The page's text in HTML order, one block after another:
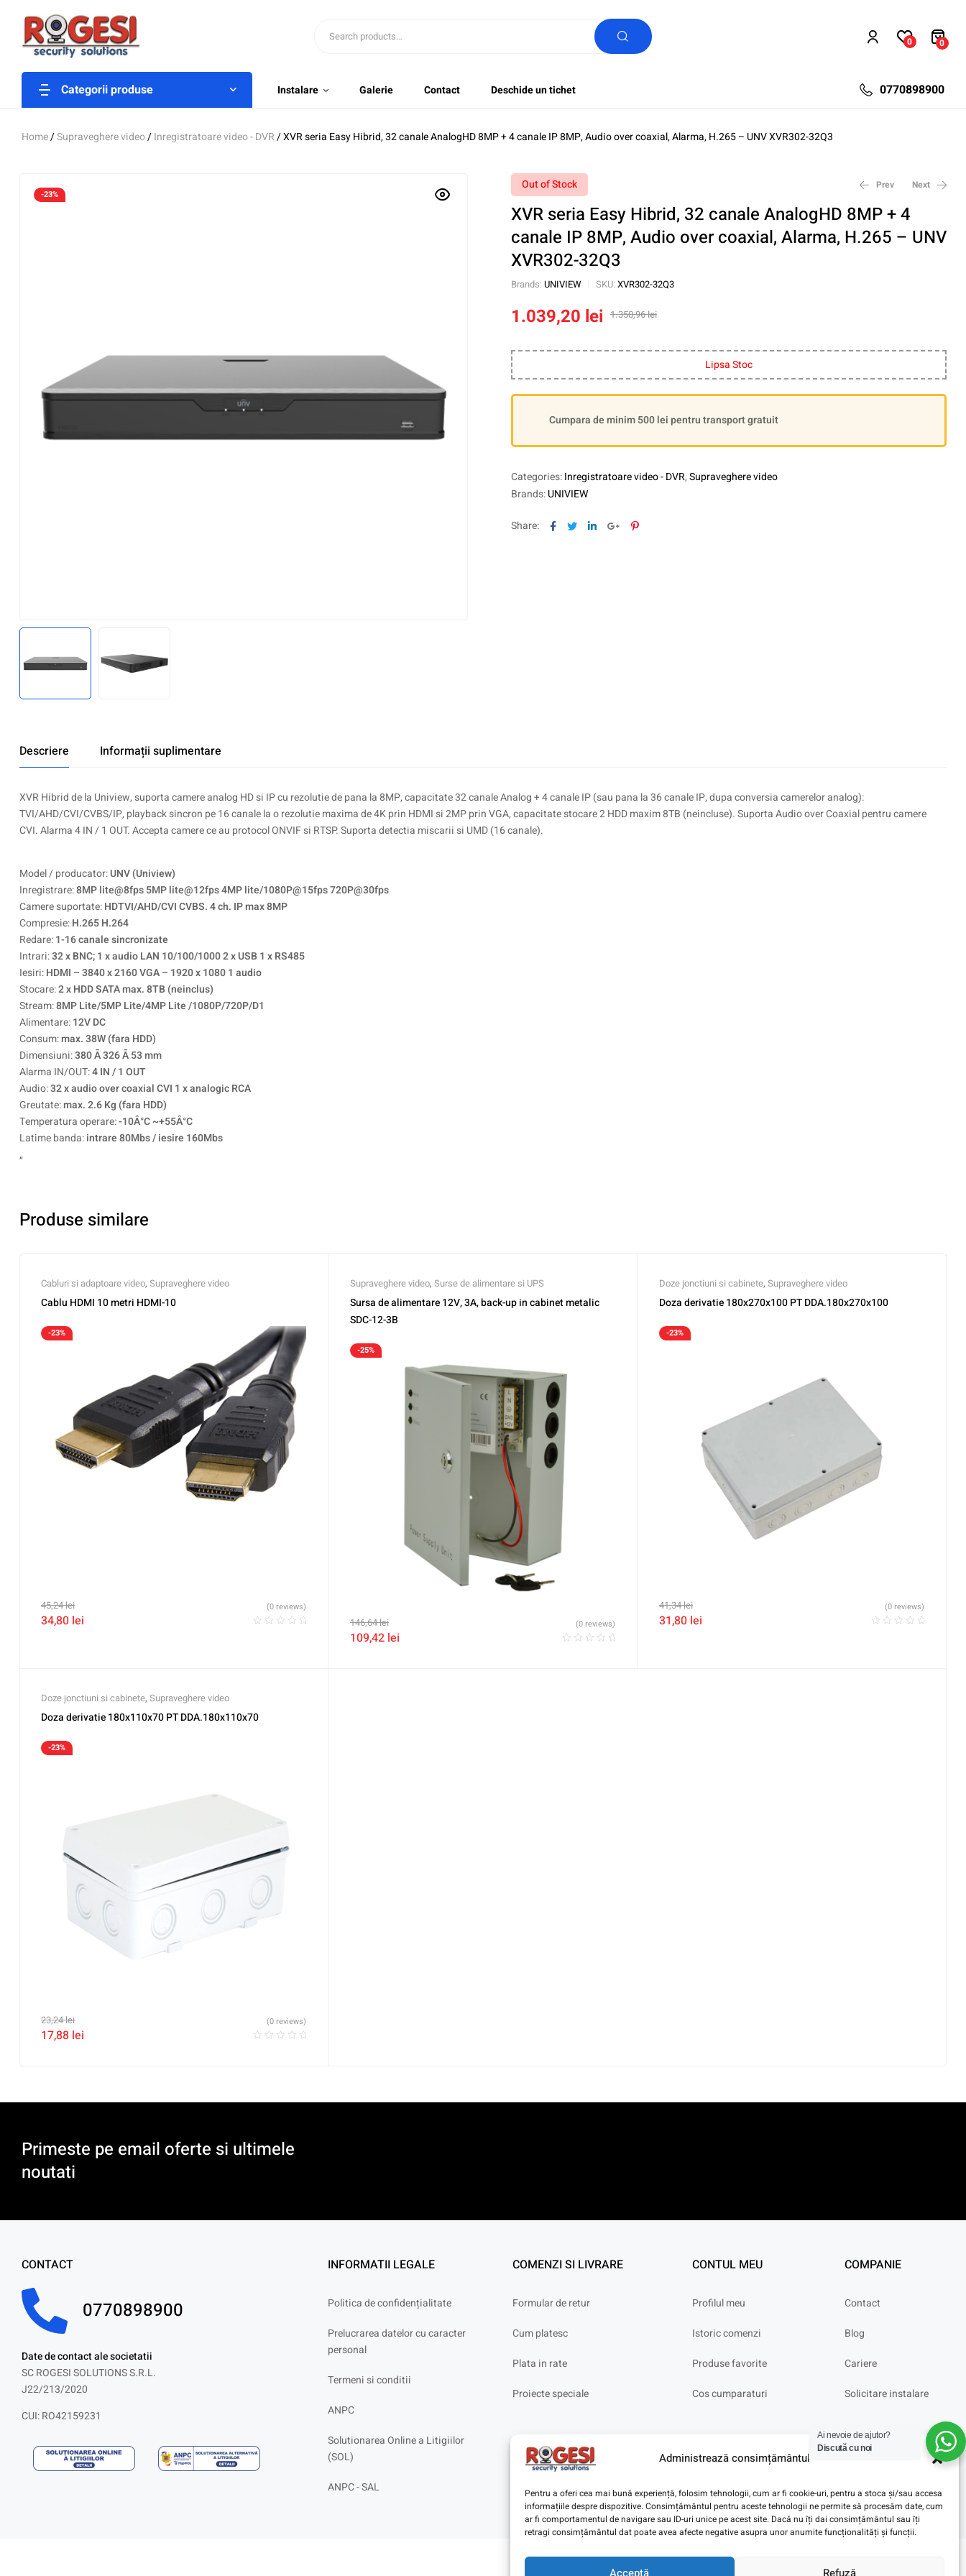
Administrează consimțământul
Pentru a oferi cea mai bună experiență, folosim tehnologii, cum ar fi cookie-uri, pentru a stoca și/sau accesa
informațiile despre dispozitive. Consimțământul pentru aceste tehnologii ne permite să procesăm date, cum
ar fi comportamentul de navigare sau ID-uri unice pe acest site. Dacă nu îți dai consimțământul sau îți
retragi consimțământul dat poate avea afecte negative asupra unor anumite funcționalități și funcții.
Acceptă Refuză
0 0
Categorii produse Instalare Galerie Contact Deschide un tichet 0770898900
Home/Supraveghere video/Inregistratoare video - DVR/ XVR seria Easy Hibrid, 32 canale AnalogHD 8MP + 4 canale IP 8MP, Audio over coaxial, Alarma, H.265 – UNV XVR302-32Q3
-23%
Out of Stock Prev
574,08 lei
441,60lei
Next
535,08 lei
374,56lei
XVR seria Easy Hibrid, 32 canale AnalogHD 8MP + 4
canale IP 8MP, Audio over coaxial, Alarma, H.265 – UNV
XVR302-32Q3
Brands: UNIVIEW SKU: XVR302-32Q3
1.350,96lei
1.039,20 lei
Lipsa Stoc
Cumpara de minim 500 lei pentru transport gratuit
Categories:Inregistratoare video - DVR,Supraveghere video
Brands:UNIVIEW
Share: Facebook
TwitterLinkedinGoogle+Pinterest
Descriere Informații suplimentare
XVR Hibrid de la Uniview, suporta camere analog HD si IP cu rezolutie de pana la 8MP, capacitate 32 canale Analog + 4 canale IP (sau pana la 36 canale IP, dupa conversia camerelor analog):
TVI/AHD/CVI/CVBS/IP, playback sincron pe 16 canale la o rezolutie maxima de 4K prin HDMI si 2MP prin VGA, capacitate stocare 2 HDD maxim 8TB (neincluse). Suporta Audio over Coaxial pentru camere
CVI. Alarma 4 IN / 1 OUT. Accepta camere ce au protocol ONVIF si RTSP. Suporta detectia miscarii si UMD (16 canale).
Model / producator:UNV (Uniview)
Inregistrare:8MP lite@8fps 5MP lite@12fps 4MP lite/1080P@15fps 720P@30fps
Camere suportate:HDTVI/AHD/CVI CVBS. 4 ch. IP max 8MP
Compresie:H.265 H.264
Redare:1-16 canale sincronizate
Intrari:32 x BNC; 1 x audio LAN 10/100/1000 2 x USB 1 x RS485
Iesiri:HDMI – 3840 x 2160 VGA – 1920 x 1080 1 audio
Stocare:2 x HDD SATA max. 8TB (neinclus)
Stream:8MP Lite/5MP Lite/4MP Lite /1080P/720P/D1
Alimentare:12V DC
Consum:max. 38W (fara HDD)
Dimensiuni:380 Ã 326 Ã 53 mm
Alarma IN/OUT:4 IN / 1 OUT
Audio:32 x audio over coaxial CVI 1 x analogic RCA
Greutate:max. 2.6 Kg (fara HDD)
Temperatura operare:-10Â°C ~+55Â°C
Latime banda:intrare 80Mbs / iesire 160Mbs
„
Produse similare
Cabluri si adaptoare video, Supraveghere video
Cablu HDMI 10 metri HDMI-10
-23%
45,24lei
34,80 lei
(0 reviews)
Supraveghere video, Surse de alimentare si UPS
Sursa de alimentare 12V, 3A, back-up in cabinet metalic
SDC-12-3B
-25%
146,64lei
109,42 lei
(0 reviews)
Doze jonctiuni si cabinete, Supraveghere video
Doza derivatie 180x270x100 PT DDA.180x270x100
-23%
41,34lei
31,80 lei
(0 reviews)
Doze jonctiuni si cabinete, Supraveghere video
Doza derivatie 180x110x70 PT DDA.180x110x70
-23%
23,24lei
17,88 lei
(0 reviews)
Primeste pe email oferte si ultimele
noutati
CONTACT
0770898900
Date de contact ale societatii
SC ROGESI SOLUTIONS S.R.L.
J22/213/2020
CUI: RO42159231
INFORMATII LEGALE
Politica de confidențialitate
Prelucrarea datelor cu caracter
personal
Termeni si conditii
ANPC
Solutionarea Online a Litigiilor
(SOL)
ANPC - SAL
COMENZI SI LIVRARE
Formular de retur
Cum platesc
Plata in rate
Proiecte speciale
CONTUL MEU
Profilul meu
Istoric comenzi
Produse favorite
Cos cumparaturi
COMPANIE
Contact
Blog
Cariere
Solicitare instalare
Ai nevoie de ajutor?
Discută cu noi